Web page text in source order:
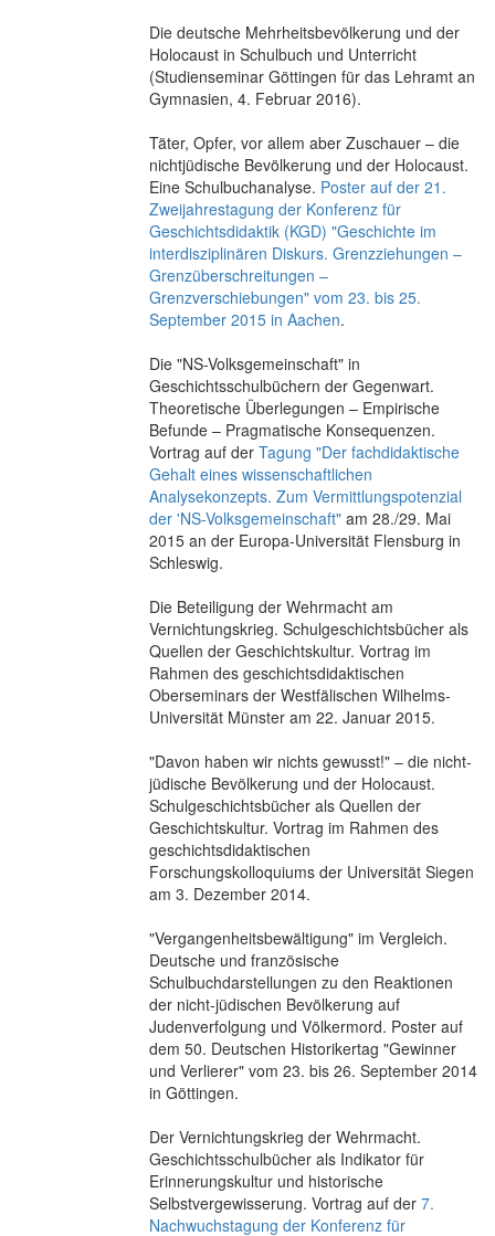
Die deutsche Mehrheitsbevölkerung und der
Holocaust in Schulbuch und Unterricht
(Studienseminar Göttingen für das Lehramt an
Gymnasien, 4. Februar 2016).
Täter, Opfer, vor allem aber Zuschauer – die
nichtjüdische Bevölkerung und der Holocaust.
Eine Schulbuchanalyse. Poster auf der 21.
Zweijahrestagung der Konferenz für
Geschichtsdidaktik (KGD) "Geschichte im
interdisziplinären Diskurs. Grenzziehungen –
Grenzüberschreitungen –
Grenzverschiebungen" vom 23. bis 25.
September 2015 in Aachen.
Die "NS-Volksgemeinschaft" in
Geschichtsschulbüchern der Gegenwart.
Theoretische Überlegungen – Empirische
Befunde – Pragmatische Konsequenzen.
Vortrag auf der Tagung "Der fachdidaktische
Gehalt eines wissenschaftlichen
Analysekonzepts. Zum Vermittlungspotenzial
der 'NS-Volksgemeinschaft" am 28./29. Mai
2015 an der Europa-Universität Flensburg in
Schleswig.
Die Beteiligung der Wehrmacht am
Vernichtungskrieg. Schulgeschichtsbücher als
Quellen der Geschichtskultur. Vortrag im
Rahmen des geschichtsdidaktischen
Oberseminars der Westfälischen Wilhelms-
Universität Münster am 22. Januar 2015.
"Davon haben wir nichts gewusst!" – die nicht-
jüdische Bevölkerung und der Holocaust.
Schulgeschichtsbücher als Quellen der
Geschichtskultur. Vortrag im Rahmen des
geschichtsdidaktischen
Forschungskolloquiums der Universität Siegen
am 3. Dezember 2014.
"Vergangenheitsbewältigung" im Vergleich.
Deutsche und französische
Schulbuchdarstellungen zu den Reaktionen
der nicht-jüdischen Bevölkerung auf
Judenverfolgung und Völkermord. Poster auf
dem 50. Deutschen Historikertag "Gewinner
und Verlierer" vom 23. bis 26. September 2014
in Göttingen.
Der Vernichtungskrieg der Wehrmacht.
Geschichtsschulbücher als Indikator für
Erinnerungskultur und historische
Selbstvergewisserung. Vortrag auf der 7.
Nachwuchstagung der Konferenz für